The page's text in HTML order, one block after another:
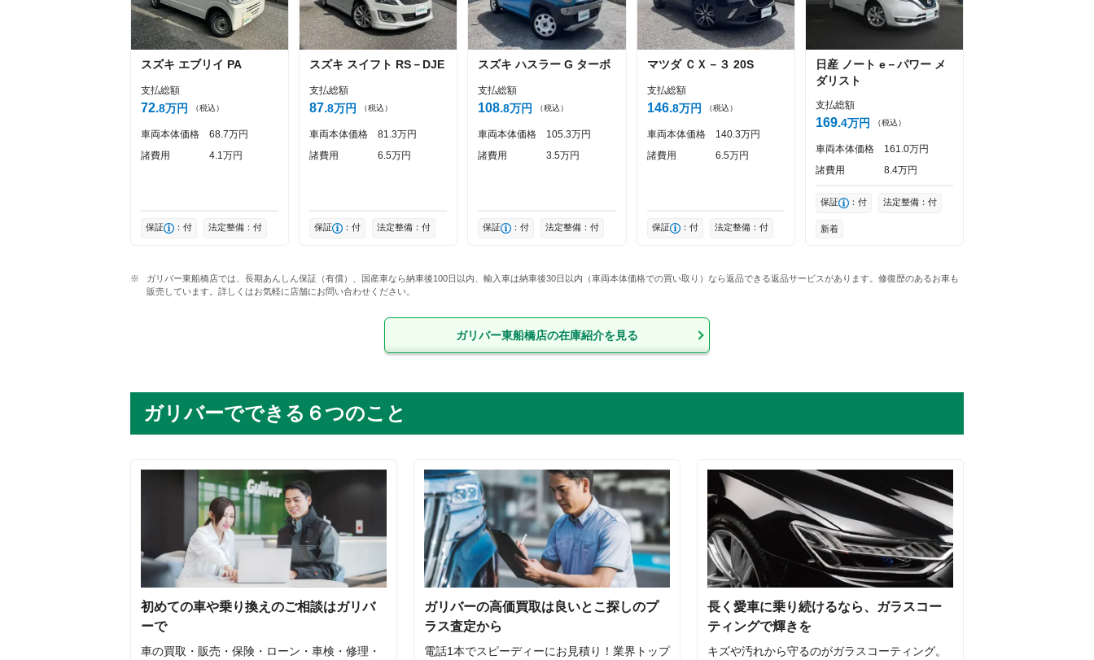
スズキ エブリイ PA
支払総額
72 8万円 （税込）
車両本体価格 68 7万円
諸費用
4 1万円
保証 ：付 法定整備：付
スズキ スイフト RS－DJE
支払総額
87 8万円 （税込）
車両本体価格 81 3万円
諸費用
6 5万円
保証 ：付 法定整備：付
スズキ ハスラー G ターボ
支払総額
108 8万円 （税込）
車両本体価格 105 3万円
諸費用
3 5万円
保証 ：付 法定整備：付
マツダ ＣＸ－３ 20S
支払総額
146 8万円 （税込）
車両本体価格 140 3万円
諸費用
6 5万円
保証 ：付 法定整備：付
日産 ノート e－パワー メ
ダリスト
支払総額
169 4万円 （税込）
車両本体価格 161 0万円
諸費用
8 4万円
保証 ：付 法定整備：付
新着
ガリバー東船橋店では、長期あんしん保証（有償）、国産車なら納車後100日以内、輸入車は納車後30日以内（車両本体価格での買い取り）なら返品できる返品サービスがあります。修復歴のあるお車も
販売しています。詳しくはお気軽に店舗にお問い合わせください。
ガリバー東船橋店の在庫紹介を見る
ガリバーでできる６つのこと
初めての車や乗り換えのご相談はガリバ
ーで
車の買取・販売・保険・ローン・車検・修理・
ガリバーの高価買取は良いとこ探しのプ
ラス査定から
電話1本でスピーディーにお見積り！業界トップ
長く愛車に乗り続けるなら、ガラスコー
ティングで輝きを
キズや汚れから守るのがガラスコーティング。